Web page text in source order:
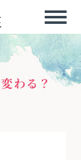
わる？